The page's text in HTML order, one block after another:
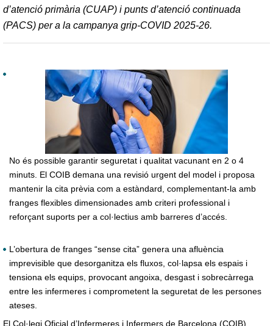
d’atenció primària (CUAP) i punts d’atenció continuada
(PACS) per a la campanya grip-COVID 2025-26.
No és possible garantir seguretat i qualitat vacunant en 2 o 4
minuts. El COIB demana una revisió urgent del model i proposa
mantenir la cita prèvia com a estàndard, complementant-la amb
franges flexibles dimensionades amb criteri professional i
reforçant suports per a col·lectius amb barreres d’accés.
L’obertura de franges “sense cita” genera una afluència
imprevisible que desorganitza els fluxos, col·lapsa els espais i
tensiona els equips, provocant angoixa, desgast i sobrecàrrega
entre les infermeres i comprometent la seguretat de les persones
ateses.
El Col·legi Oficial d’Infermeres i Infermers de Barcelona (COIB)